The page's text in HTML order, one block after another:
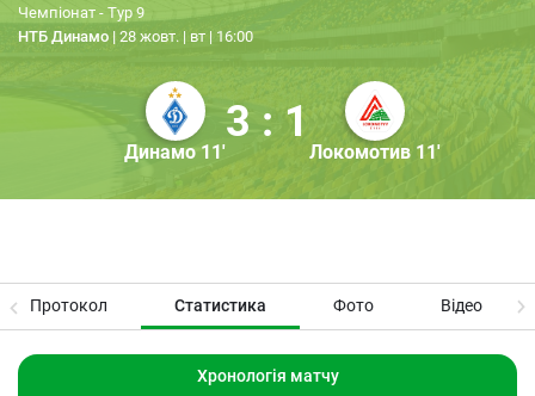
Чемпіонат - Тур 9
Динамо 11'
3 : 1
Локомотив 11'
НТБ Динамо 28 жовт. | вт | 16:00
Протокол Статистика Фото Відео
Хронологія матчу